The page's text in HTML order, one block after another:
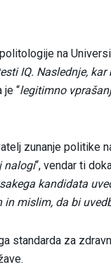
na
IQ. Naslednje,
je “legitimno
zunanje politike
nalogi“, vendar ti
kandidata
in mislim, da bi
standarda za